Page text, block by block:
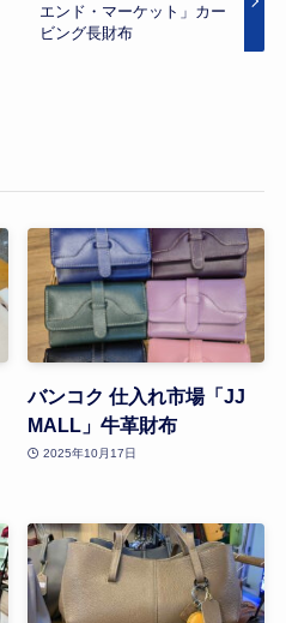
エンド・マーケット」カー
ビング長財布
バンコク 仕入れ市場「JJ
MALL」牛革財布
2025年10月17日